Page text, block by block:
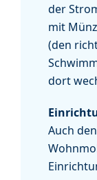
der
mit
(den
dort
Auch